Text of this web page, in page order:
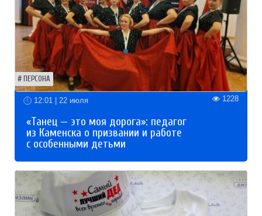
ПЕРСОНА
12:01 | 22 июля 1228
«Танец — это моя дорога»: педагог
из Каменска о призвании и работе
с особенными детьми